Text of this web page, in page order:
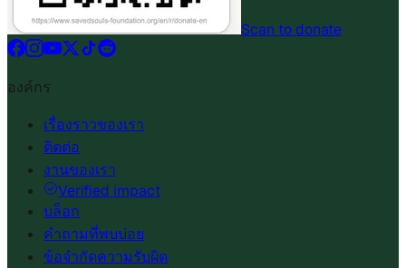
Scan to donate
องค์กร
เรื่องราวของเรา
ติดต่อ
งานของเรา
Verified impact
บล็อก
คำถามที่พบบ่อย
ข้อจำกัดความรับผิด